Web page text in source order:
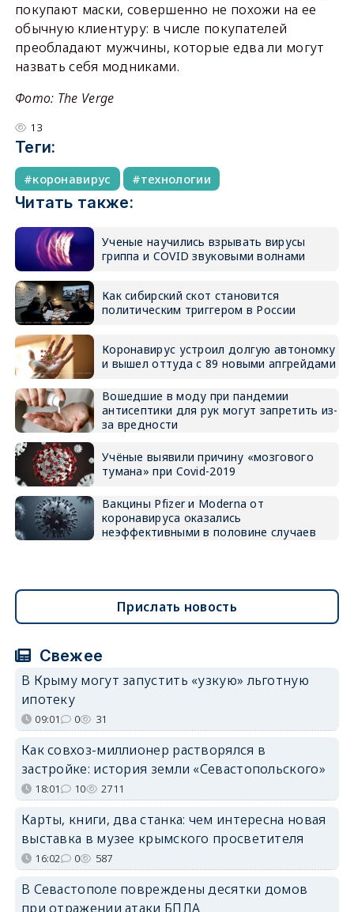
покупают маски, совершенно не похожи на ее
обычную клиентуру: в числе покупателей
преобладают мужчины, которые едва ли могут
назвать себя модниками.
Фото: The Verge
13
Теги:
коронавирус технологии
Читать также:
Ученые научились взрывать вирусы
гриппа и COVID звуковыми волнами
Как сибирский скот становится
политическим триггером в России
Коронавирус устроил долгую автономку
и вышел оттуда с 89 новыми апгрейдами
Вошедшие в моду при пандемии
антисептики для рук могут запретить из-
за вредности
Учёные выявили причину «мозгового
тумана» при Covid-2019
Вакцины Pfizer и Moderna от
коронавируса оказались
неэффективными в половине случаев
Прислать новость
Свежее
В Крыму могут запустить «узкую» льготную
ипотеку
09:01 0 31
Как совхоз-миллионер растворялся в
застройке: история земли «Севастопольского»
18:01 10 2711
Карты, книги, два станка: чем интересна новая
выставка в музее крымского просветителя
16:02 0 587
В Севастополе повреждены десятки домов
при отражении атаки БПЛА